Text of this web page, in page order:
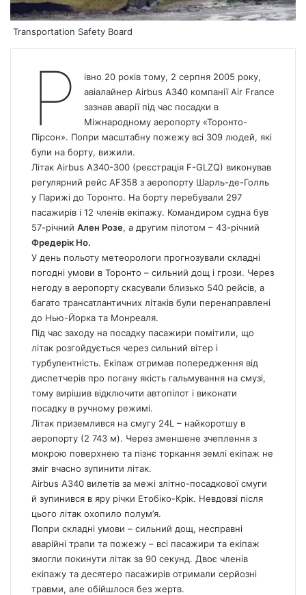
Transportation Safety Board
Р
івно 20 років тому, 2 серпня 2005 року,
авіалайнер Airbus A340 компанії Air France
зазнав аварії під час посадки в
Міжнародному аеропорту «Торонто-
Пірсон». Попри масштабну пожежу всі 309 людей, які
були на борту, вижили.
Літак Airbus A340-300 (реєстрація F-GLZQ) виконував
регулярний рейс AF358 з аеропорту Шарль-де-Голль
у Парижі до Торонто. На борту перебували 297
пасажирів і 12 членів екіпажу. Командиром судна був
57-річний Ален Розе, а другим пілотом – 43-річний
Фредерік Но.
У день польоту метеорологи прогнозували складні
погодні умови в Торонто – сильний дощ і грози. Через
негоду в аеропорту скасували близько 540 рейсів, а
багато трансатлантичних літаків були перенаправлені
до Нью-Йорка та Монреаля.
Під час заходу на посадку пасажири помітили, що
літак розгойдується через сильний вітер і
турбулентність. Екіпаж отримав попередження від
диспетчерів про погану якість гальмування на смузі,
тому вирішив відключити автопілот і виконати
посадку в ручному режимі.
Літак приземлився на смугу 24L – найкоротшу в
аеропорту (2 743 м). Через зменшене зчеплення з
мокрою поверхнею та пізнє торкання землі екіпаж не
зміг вчасно зупинити літак.
Airbus A340 вилетів за межі злітно-посадкової смуги
й зупинився в яру річки Етобіко-Крік. Невдовзі після
цього літак охопило полум’я.
Попри складні умови – сильний дощ, несправні
аварійні трапи та пожежу – всі пасажири та екіпаж
змогли покинути літак за 90 секунд. Двоє членів
екіпажу та десятеро пасажирів отримали серйозні
травми, але обійшлося без жертв.